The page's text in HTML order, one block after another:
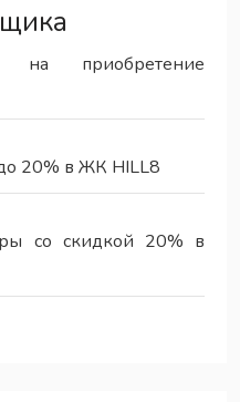
на приобретение
20% в ЖК HILL8
со скидкой 20% в